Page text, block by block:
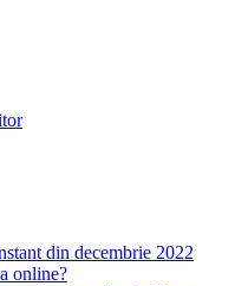
din decembrie 2022
online?